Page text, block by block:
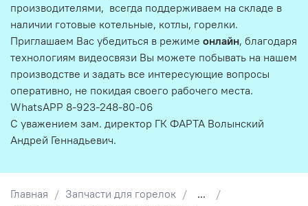
Главная Запчасти для горелок
...
производителями, всегда поддерживаем на складе в
наличии готовые котельные, котлы, горелки.
Приглашаем Вас убедиться в режиме онлайн, благодаря
технологиям видеосвязи Вы можете побывать на нашем
производстве и задать все интересующие вопросы
оперативно, не покидая своего рабочего места.
WhatsAPP 8-923-248-80-06
С уважением зам. директор ГК ФАРТА Волынский
Андрей Геннадьевич.